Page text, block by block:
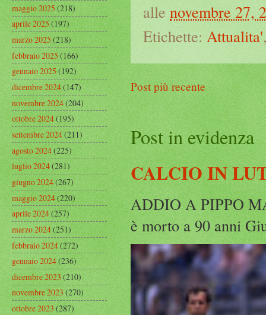
alle novembre 27,
Etichette: Attualita'
Post più recente
Post in evidenza
CALCIO IN
ADDIO A PIPPO
è morto a 90 anni
maggio 2025(218)
aprile 2025(197)
marzo 2025(218)
febbraio 2025(166)
gennaio 2025(192)
dicembre 2024(147)
novembre 2024(204)
ottobre 2024(195)
settembre 2024(211)
agosto 2024(225)
luglio 2024(281)
giugno 2024(267)
maggio 2024(220)
aprile 2024(257)
marzo 2024(251)
febbraio 2024(272)
gennaio 2024(236)
dicembre 2023(210)
novembre 2023(270)
ottobre 2023(287)